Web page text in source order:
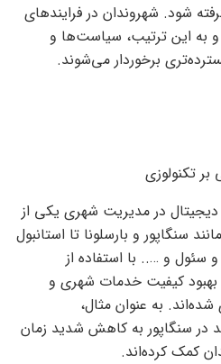
شود. شهروندان در فرایندهای
به این ترتیب، سیاست‌ها و
برخوردار می‌شوند.
دیجیتال در مدیریت شهری یکی از
سنگاپور و بارسلونا تا استانبول
سئول و ….. با استفاده از
بهبود کیفیت خدمات شهری و
به عنوان مثال،
سنگاپور به کاهش شدید زمان
کمک کرده‌اند.